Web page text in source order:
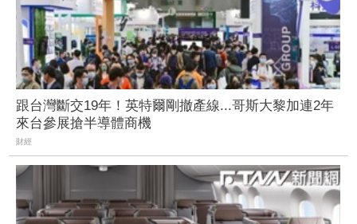
跟台灣斷交19年！英特爾剛撤產線...哥斯大黎加連2年
來台參展搶半導體商機
財經